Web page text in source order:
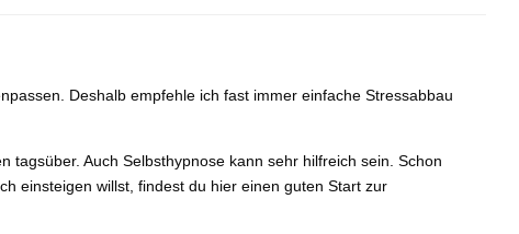
Deshalb empfehle ich fast immer einfache Stressabbau
tagsüber. Auch Selbsthypnose kann sehr hilfreich sein. Schon
einsteigen willst, findest du hier einen guten Start zur